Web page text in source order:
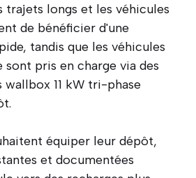
trajets longs et les véhicules
de bénéficier d'une
tandis que les véhicules
pris en charge via des
wallbox 11 kW tri-phase
équiper leur dépôt,
et documentées